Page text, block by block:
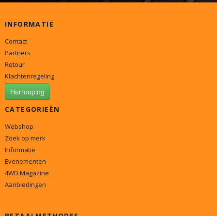
INFORMATIE
Contact
Partners
Retour
Klachtenregeling
Herroeping
CATEGORIEËN
Webshop
Zoek op merk
Informatie
Evenementen
4WD Magazine
Aanbiedingen